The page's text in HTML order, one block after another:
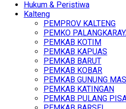
Hukum & Peristiwa
Kalteng
PEMPROV KALTENG
PEMKO
PEMKAB KOTIM
PEMKAB KAPUAS
PEMKAB BARUT
PEMKAB KOBAR
PEMKAB GUNUNG MAS
PEMKAB KATINGAN
PEMKAB PULANG